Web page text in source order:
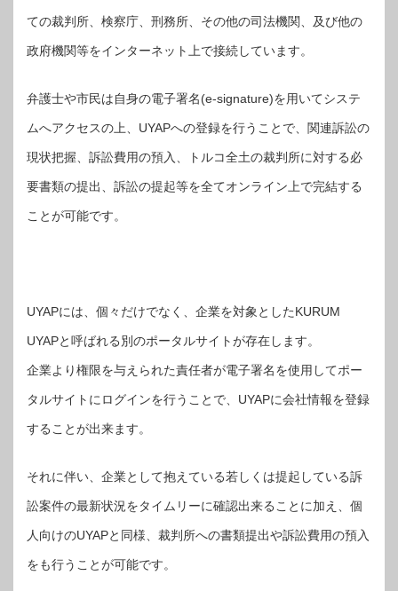
ての裁判所、検察庁、刑務所、その他の司法機関、及び他の
政府機関等をインターネット上で接続しています。
弁護士や市民は自身の電子署名(e-signature)を用いてシステ
ムへアクセスの上、UYAPへの登録を行うことで、関連訴訟の
現状把握、訴訟費用の預入、トルコ全土の裁判所に対する必
要書類の提出、訴訟の提起等を全てオンライン上で完結する
ことが可能です。
UYAPには、個々だけでなく、企業を対象としたKURUM
UYAPと呼ばれる別のポータルサイトが存在します。
企業より権限を与えられた責任者が電子署名を使用してポー
タルサイトにログインを行うことで、UYAPに会社情報を登録
することが出来ます。
それに伴い、企業として抱えている若しくは提起している訴
訟案件の最新状況をタイムリーに確認出来ることに加え、個
人向けのUYAPと同様、裁判所への書類提出や訴訟費用の預入
をも行うことが可能です。